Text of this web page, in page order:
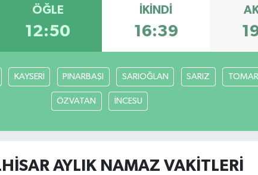
ÖĞLE
12:50
İKINDI
16:39
KAYSERİ PINARBAŞI SARIOĞLAN SARIZ
ÖZVATAN İNCESU
AYLIK NAMAZ VAKITLERI